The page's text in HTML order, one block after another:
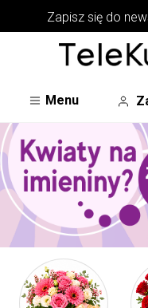
Zapisz się do
Menu